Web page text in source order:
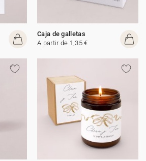
Caja de galletas
A partir de 1,35 €